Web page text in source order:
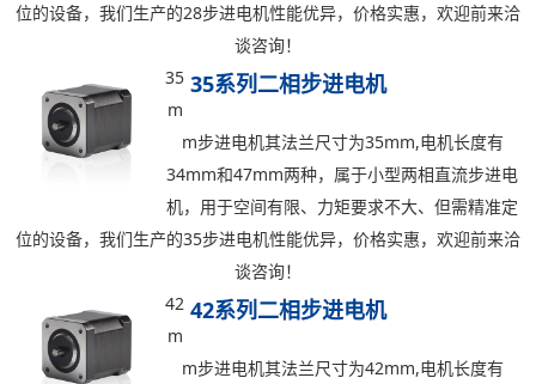
位的设备，我们生产的28步进电机性能优异，价格实惠，欢迎前来洽
谈咨询！
35系列二相步进电机
35
m
m步进电机其法兰尺寸为35mm,电机长度有
34mm和47mm两种，属于小型两相直流步进电
机，用于空间有限、力矩要求不大、但需精准定
位的设备，我们生产的35步进电机性能优异，价格实惠，欢迎前来洽
谈咨询！
42系列二相步进电机
42
m
m步进电机其法兰尺寸为42mm,电机长度有